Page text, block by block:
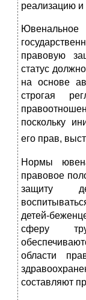
реализацию и
Ювенальное
правовую
статус
на основе
строгая
поскольку
его прав,
Нормы
правовое
защиту
детей-
сферу
области
составляют